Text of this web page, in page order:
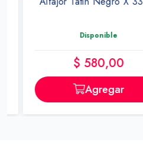
Disponible
$ 580,00
Agregar